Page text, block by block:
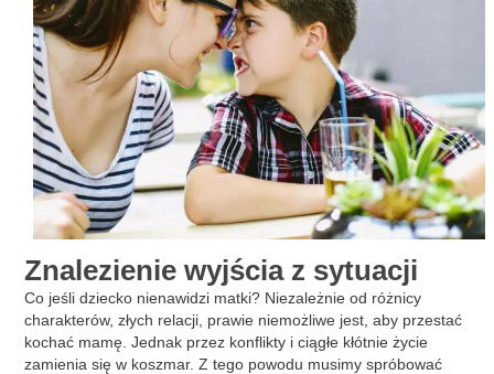
Znalezienie wyjścia z sytuacji
Co jeśli dziecko nienawidzi matki? Niezależnie od różnicy
charakterów, złych relacji, prawie niemożliwe jest, aby przestać
kochać mamę. Jednak przez konflikty i ciągłe kłótnie życie
zamienia się w koszmar. Z tego powodu musimy spróbować